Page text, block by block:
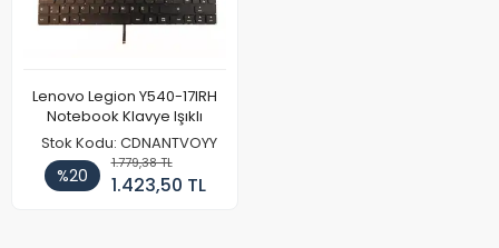
Lenovo Legion Y540-17IRH
Notebook Klavye Işıklı
Stok Kodu: CDNANTVOYY
%20
1.779,38 TL
1.423,50 TL